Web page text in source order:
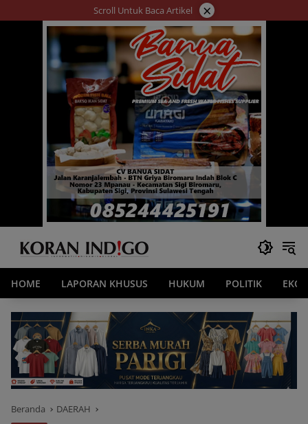
ke
Scroll Untuk Baca Artikel ×
HOME LAPORAN KHUSUS HUKUM POLITIK
Beranda DAERAH